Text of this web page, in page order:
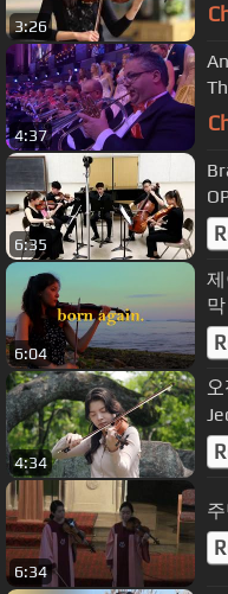
3:26
4:37
6:35
6:04
4:34
6:34